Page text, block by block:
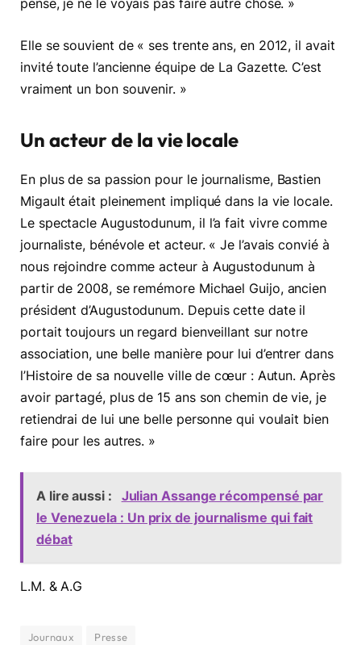
pense, je ne le voyais pas faire autre chose. »
Elle se souvient de « ses trente ans, en 2012, il avait
invité toute l’ancienne équipe de La Gazette. C’est
vraiment un bon souvenir. »
Un acteur de la vie locale
En plus de sa passion pour le journalisme, Bastien
Migault était pleinement impliqué dans la vie locale.
Le spectacle Augustodunum, il l’a fait vivre comme
journaliste, bénévole et acteur. « Je l’avais convié à
nous rejoindre comme acteur à Augustodunum à
partir de 2008, se remémore Michael Guijo, ancien
président d’Augustodunum. Depuis cette date il
portait toujours un regard bienveillant sur notre
association, une belle manière pour lui d’entrer dans
l’Histoire de sa nouvelle ville de cœur : Autun. Après
avoir partagé, plus de 15 ans son chemin de vie, je
retiendrai de lui une belle personne qui voulait bien
faire pour les autres. »
A lire aussi :
Julian Assange récompensé par
le Venezuela : Un prix de journalisme qui fait
débat
L.M. & A.G
Journaux Presse